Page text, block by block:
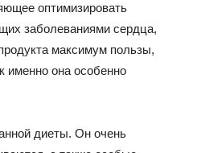
оптимизировать
заболеваниями сердца,
максимум пользы,
именно она особенно
диеты. Он очень